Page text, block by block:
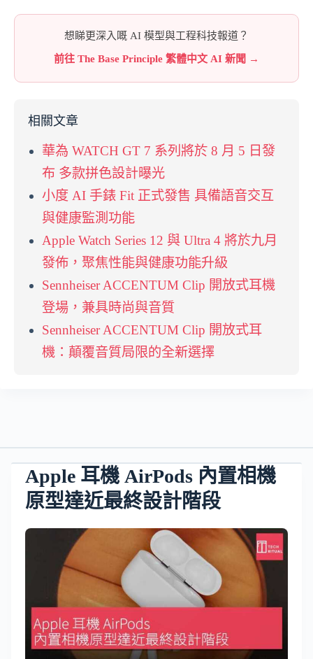
想睇更深入嘅 AI 模型與工程科技報道？
前往 The Base Principle 繁體中文 AI 新聞 →
相關文章
華為 WATCH GT 7 系列將於 8 月 5 日發
布 多款拼色設計曝光
小度 AI 手錶 Fit 正式發售 具備語音交互
與健康監測功能
Apple Watch Series 12 與 Ultra 4 將於九月
發佈，聚焦性能與健康功能升級
Sennheiser ACCENTUM Clip 開放式耳機
登場，兼具時尚與音質
Sennheiser ACCENTUM Clip 開放式耳
機：顛覆音質局限的全新選擇
Apple 耳機 AirPods 內置相機
原型達近最終設計階段